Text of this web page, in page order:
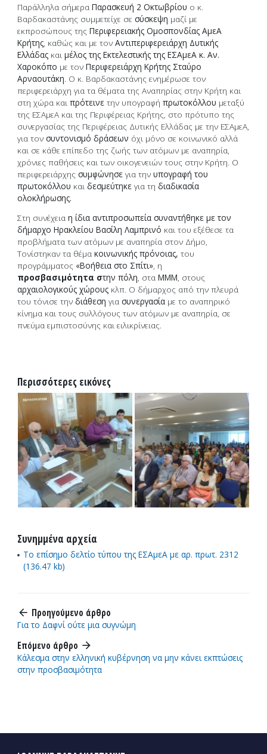
Παράλληλα σήμερα Παρασκευή 2 Οκτωβρίου ο κ.
Βαρδακαστάνης συμμετείχε σε σύσκεψη μαζί με
εκπροσώπους της Περιφερειακής Ομοσπονδίας ΑμεΑ
Κρήτης, καθώς και με τον Αντιπεριφερειάρχη Δυτικής
Ελλάδας και μέλος της Εκτελεστικής της ΕΣΑμεΑ κ. Αν.
Χαροκόπο με τον Περιφερειάρχη Κρήτης Σταύρο
Αρναουτάκη . Ο κ. Βαρδακαστάνης ενημέρωσε τον
περιφερειάρχη για τα θέματα της Αναπηρίας στην Κρήτη και
στη χώρα και πρότεινε την υπογραφή πρωτοκόλλου μεταξύ
της ΕΣΑμεΑ και της Περιφέρειας Κρήτης, στο πρότυπο της
συνεργασίας της Περιφέρειας Δυτικής Ελλάδας με την ΕΣΑμεΑ,
για τον συντονισμό δράσεων όχι μόνο σε κοινωνικό αλλά
και σε κάθε επίπεδο της ζωής των ατόμων με αναπηρία,
χρόνιες παθήσεις και των οικογενειών τους στην Κρήτη. Ο
περιφερειάρχης συμφώνησε για την υπογραφή του
πρωτοκόλλου και δεσμεύτηκε για τη διαδικασία
ολοκλήρωσης.
Στη συνέχεια η ίδια αντιπροσωπεία συναντήθηκε με τον
δήμαρχο Ηρακλείου Βασίλη Λαμπρινό και του εξέθεσε τα
προβλήματα των ατόμων με αναπηρία στον Δήμο,
Τονίστηκαν τα θέμα κοινωνικής πρόνοιας, του
προγράμματος «Βοήθεια στο Σπίτι», η
προσβασιμότητα στην πόλη, στα ΜΜΜ, στους
αρχαιολογικούς χώρους κλπ. Ο δήμαρχος από την πλευρά
του τόνισε την διάθεση για συνεργασία με το αναπηρικό
κίνημα και τους συλλόγους των ατόμων με αναπηρία, σε
πνεύμα εμπιστοσύνης και ειλικρίνειας.
Περισσότερες εικόνες
Συνημμένα αρχεία
Το επίσημο δελτίο τύπου της ΕΣΑμεΑ με αρ. πρωτ. 2312
(136.47 kb)
arrow_back Προηγούμενο άρθρο
Για το Δαφνί ούτε μια συγνώμη
Επόμενο άρθρο arrow_forward
Κάλεσμα στην ελληνική κυβέρνηση να μην κάνει εκπτώσεις
στην προσβασιμότητα